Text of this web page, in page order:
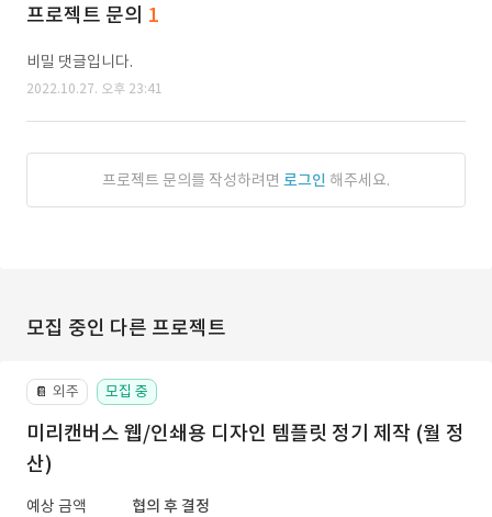
프로젝트 문의 1
비밀 댓글입니다.
2022.10.27. 오후 23:41
프로젝트 문의를 작성하려면 로그인 해주세요.
모집 중인 다른 프로젝트
📔 외주 모집 중
미리캔버스 웹/인쇄용 디자인 템플릿 정기 제작 (월 정
산)
예상 금액
협의 후 결정